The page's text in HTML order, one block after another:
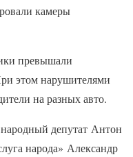
камеры
превышали
этом нарушителями
на разных авто.
депутат Антон
народа» Александр